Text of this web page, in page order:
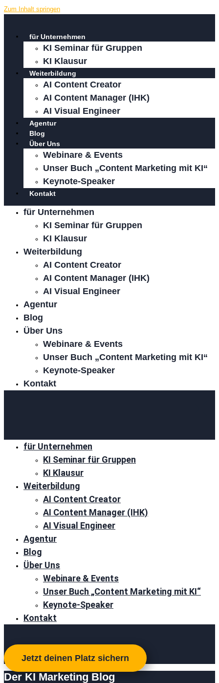
Zum Inhalt springen
für Unternehmen
KI Seminar für Gruppen
KI Klausur
Weiterbildung
AI Content Creator
AI Content Manager (IHK)
AI Visual Engineer
Agentur
Blog
Über Uns
Webinare & Events
Unser Buch „Content Marketing mit KI“
Keynote-Speaker
Kontakt
für Unternehmen
KI Seminar für Gruppen
KI Klausur
Weiterbildung
AI Content Creator
AI Content Manager (IHK)
AI Visual Engineer
Agentur
Blog
Über Uns
Webinare & Events
Unser Buch „Content Marketing mit KI“
Keynote-Speaker
Kontakt
für Unternehmen
KI Seminar für Gruppen
KI Klausur
Weiterbildung
AI Content Creator
AI Content Manager (IHK)
AI Visual Engineer
Agentur
Blog
Über Uns
Webinare & Events
Unser Buch „Content Marketing mit KI“
Keynote-Speaker
Kontakt
Jetzt deinen Platz sichern
Der KI Marketing Blog